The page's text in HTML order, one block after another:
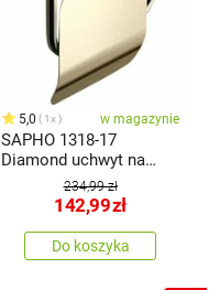
5,0 1x w magazynie
SAPHO 1318-17
Diamond uchwyt na
papier toaletowy z
pokrywą, brąz
234,99 zł
142,99zł
Do koszyka